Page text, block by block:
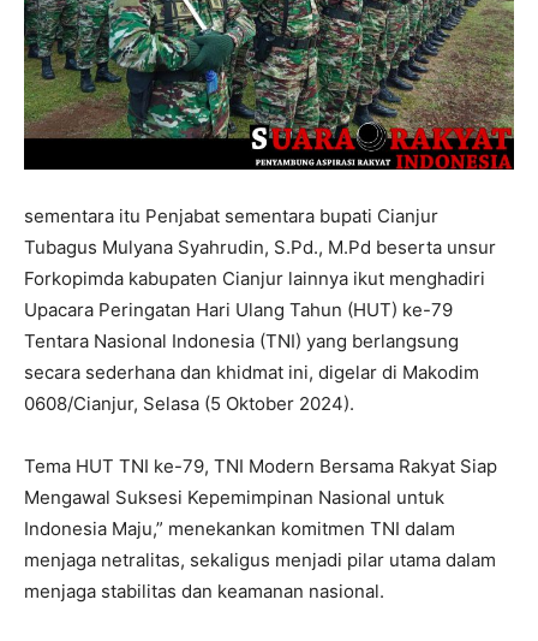
sementara itu Penjabat sementara bupati Cianjur
Tubagus Mulyana Syahrudin, S.Pd., M.Pd beserta unsur
Forkopimda kabupaten Cianjur lainnya ikut menghadiri
Upacara Peringatan Hari Ulang Tahun (HUT) ke-79
Tentara Nasional Indonesia (TNI) yang berlangsung
secara sederhana dan khidmat ini, digelar di Makodim
0608/Cianjur, Selasa (5 Oktober 2024).
Tema HUT TNI ke-79, TNI Modern Bersama Rakyat Siap
Mengawal Suksesi Kepemimpinan Nasional untuk
Indonesia Maju,” menekankan komitmen TNI dalam
menjaga netralitas, sekaligus menjadi pilar utama dalam
menjaga stabilitas dan keamanan nasional.